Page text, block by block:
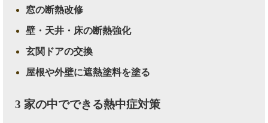
窓の断熱改修
壁・天井・床の断熱強化
玄関ドアの交換
屋根や外壁に遮熱塗料を塗る
3 家の中でできる熱中症対策